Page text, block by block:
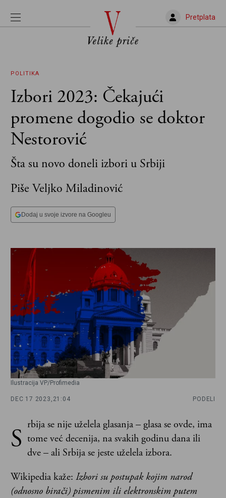
Pretplata
POLITIKA
Izbori 2023: Čekajući
promene dogodio se doktor
Nestorović
Šta su novo doneli izbori u Srbiji
Piše Veljko Miladinović
Dodaj u svoje izvore na Googleu
Ilustracija VP/Profimedia
DEC 17 2023, 21:04 PODELI
S rbija se nije uželela glasanja – glasa se ovde, ima
tome već decenija, na svakih godinu dana ili
dve – ali Srbija se jeste uželela izbora.
Wikipedia kaže: Izbori su postupak kojim narod
(odnosno birači) pismenim ili elektronskim putem